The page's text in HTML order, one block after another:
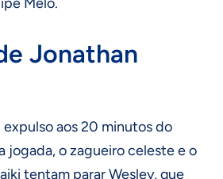
Jonathan
aos 20 minutos do
jogada, o zagueiro celeste e o
tentam parar Wesley, que